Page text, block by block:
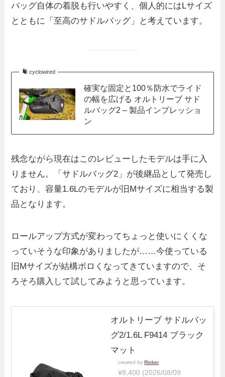
バッグ自体の着脱も行いやすく、個人的にはLサイズ
とともに「至高のサドルバッグ」と考えています。
cyclowired
確実な固定と100％防水でライド
の幅を広げる オルトリーブ サド
ルバッグ2 – 製品インプレッショ
ン
残念ながら現在はこのレビューしたモデルは手に入
りません。「サドルバッグ2」が後継品として発売し
ており、容量1.6Lのモデルが旧Mサイズに相当する製
品となります。
ロールアップ方式が変わってちょっと使いにくくな
っていそうな印象がありましたが……今使っている
旧Mサイズが結構ボロくなってきていますので、そ
ろそろ購入して試してみようと思っています。
オルトリーブ サドルバッ
グ2/1.6L F9414 ブラック
マット
created byRinker
¥8,400 (2026/08/09